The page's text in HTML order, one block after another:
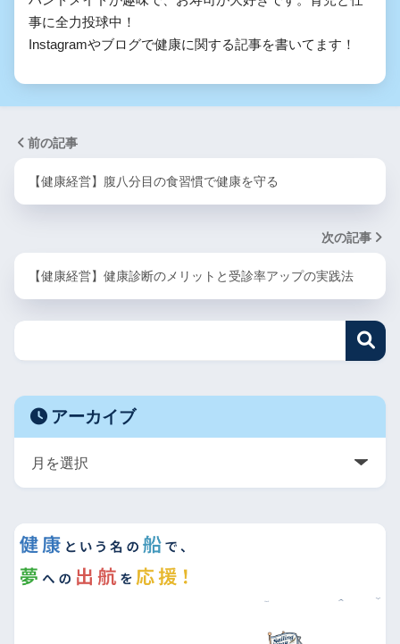
事に全力投球中！
Instagramやブログで健康に関する記事を書いてます！
前の記事
【健康経営】腹八分目の食習慣で健康を守る
次の記事
【健康経営】健康診断のメリットと受診率アップの実践法
アーカイブ